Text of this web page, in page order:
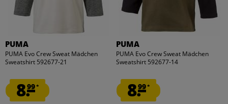
PUMA
PUMA Evo Crew Sweat Mädchen
Sweatshirt 592677-21
8.99*
PUMA
PUMA Evo Crew Sweat Mädchen
Sweatshirt 592677-14
8.99*